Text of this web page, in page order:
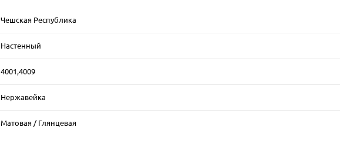
Чешская Республика
Настенный
4001,4009
Нержавейка
Матовая / Глянцевая